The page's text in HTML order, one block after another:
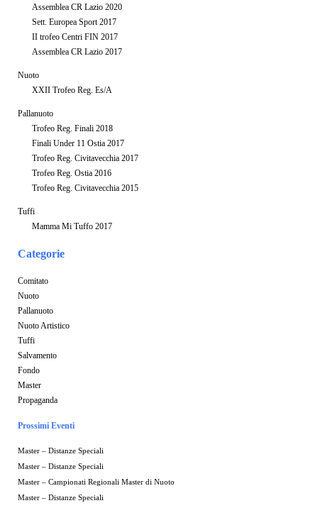
Assemblea CR Lazio 2020
Sett. Europea Sport 2017
II trofeo Centri FIN 2017
Assemblea CR Lazio 2017
Nuoto
XXII Trofeo Reg. Es/A
Pallanuoto
Trofeo Reg. Finali 2018
Finali Under 11 Ostia 2017
Trofeo Reg. Civitavecchia 2017
Trofeo Reg. Ostia 2016
Trofeo Reg. Civitavecchia 2015
Tuffi
Mamma Mi Tuffo 2017
Categorie
Comitato
Nuoto
Pallanuoto
Nuoto Artistico
Tuffi
Salvamento
Fondo
Master
Propaganda
Prossimi Eventi
Master – Distanze Speciali
Master – Distanze Speciali
Master – Campionati Regionali Master di Nuoto
Master – Distanze Speciali